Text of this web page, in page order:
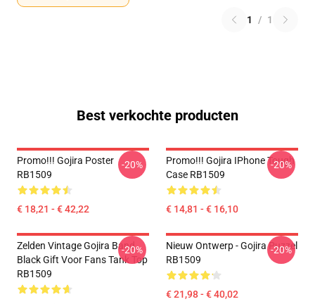
1 / 1
Best verkochte producten
Promo!!! Gojira Poster
RB1509
€ 18,21 - € 42,22
-20%
Promo!!! Gojira IPhone Tough
Case RB1509
€ 14,81 - € 16,10
-20%
Zelden Vintage Gojira Band
Black Gift Voor Fans Tank Top
RB1509
-20%
Nieuw Ontwerp - Gojira Puzzel
RB1509
€ 21,98 - € 40,02
-20%